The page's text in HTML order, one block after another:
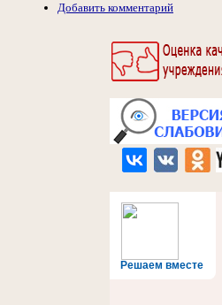
Решаем вместе
Добавить комментарий